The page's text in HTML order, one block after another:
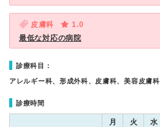
皮膚科
1.0
最低な対応の病院
診療科目：
アレルギー科、形成外科、皮膚科、美容皮膚科
診療時間
月 火 水